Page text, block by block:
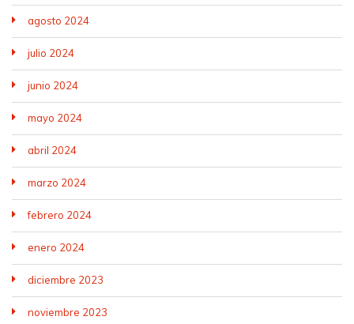
agosto 2024
julio 2024
junio 2024
mayo 2024
abril 2024
marzo 2024
febrero 2024
enero 2024
diciembre 2023
noviembre 2023